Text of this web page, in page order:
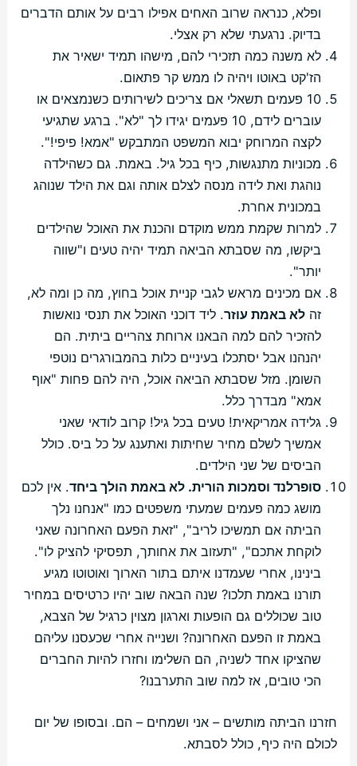
ופלא, כנראה שרוב האחים אפילו רבים על אותם הדברים
בדיוק. נרגעתי שלא רק אצלי.
לא משנה כמה תזכירי להם, מישהו תמיד ישאיר את
הז'קט באוטו ויהיה לו ממש קר פתאום.
10 פעמים תשאלי אם צריכים לשירותים כשנמצאים או
עוברים לידם, 10 פעמים יגידו לך "לא". ברגע שתגיעי
לקצה המרוחק יבוא המשפט המתבקש "אמא! פיפי!".
מכוניות מתנגשות, כיף בכל גיל. באמת. גם כשהילדה
נוהגת ואת לידה מנסה לצלם אותה וגם את הילד שנוהג
במכונית אחרת.
למרות שקמת ממש מוקדם והכנת את האוכל שהילדים
ביקשו, מה שסבתא הביאה תמיד יהיה טעים ו"שווה
יותר".
אם מכינים מראש לגבי קניית אוכל בחוץ, מה כן ומה לא,
זהלא באמת עוזר. ליד דוכני האוכל את תנסי נואשות
להזכיר להם למה הבאנו ארוחת צהריים ביתית. הם
יהנהנו אבל יסתכלו בעיניים כלות בהמבורגרים נוטפי
השומן. מזל שסבתא הביאה אוכל, היה להם פחות "אוף
אמא" מבדרך כלל.
גלידה אמריקאית! טעים בכל גיל! קרוב לודאי שאני
אמשיך לשלם מחיר שחיתות ואתענג על כל ביס. כולל
הביסים של שני הילדים.
סופרלנד וסמכות הורית. לא באמת הולך ביחד. אין לכם
מושג כמה פעמים שמעתי משפטים כמו "אנחנו נלך
הביתה אם תמשיכו לריב", "זאת הפעם האחרונה שאני
לוקחת אתכם", "תעזוב את אחותך, תפסיקי להציק לו".
בינינו, אחרי שעמדנו איתם בתור הארוך ואוטוטו מגיע
תורנו באמת תלכו? שנה הבאה שוב יהיו כרטיסים במחיר
טוב שכוללים גם הופעות וארגון מצוין כרגיל של הצבא,
באמת זו הפעם האחרונה? ושנייה אחרי שכעסנו עליהם
שהציקו אחד לשניה, הם השלימו וחזרו להיות החברים
הכי טובים, אז למה שוב התערבנו?
חזרנו הביתה מותשים – אני ושמחים – הם. ובסופו של יום
לכולם היה כיף, כולל לסבתא.